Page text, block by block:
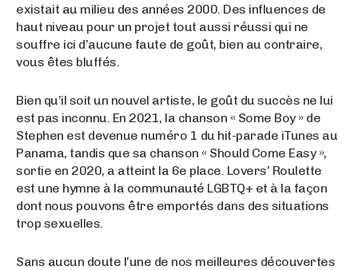
existait au milieu des années 2000. Des influences de
haut niveau pour un projet tout aussi réussi qui ne
souffre ici d’aucune faute de goût, bien au contraire,
vous êtes bluffés.
Bien qu’il soit un nouvel artiste, le goût du succès ne lui
est pas inconnu. En 2021, la chanson « Some Boy » de
Stephen est devenue numéro 1 du hit-parade iTunes au
Panama, tandis que sa chanson « Should Come Easy »,
sortie en 2020, a atteint la 6e place. Lovers’ Roulette
est une hymne à la communauté LGBTQ+ et à la façon
dont nous pouvons être emportés dans des situations
trop sexuelles.
Sans aucun doute l’une de nos meilleures découvertes